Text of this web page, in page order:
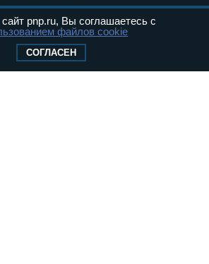
технологий и
(Роскомнадзор) 05
Эл № ФС77-
pnp.ru, Вы соглашаетесь с
файлов cookie
СОГЛАСЕН